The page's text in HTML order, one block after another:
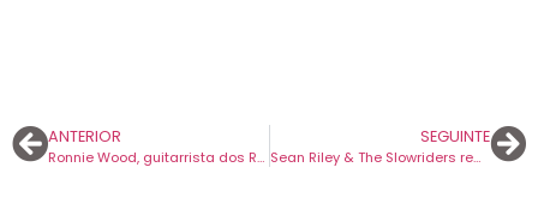
ANTERIOR
Ronnie Wood, guitarrista dos Rolling Stones, atua a solo no Coliseu de Lisboa em setembro.
SEGUINTE
Sean Riley & The Slowriders regressam aos palcos para digressão de celebração de 20 anos da banda.